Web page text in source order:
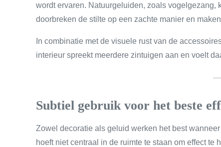
wordt ervaren. Natuurgeluiden, zoals
doorbreken de stilte op een zachte manier en
In combinatie met de visuele rust van de
interieur spreekt meerdere zintuigen aan en voelt
Subtiel gebruik voor het beste
Zowel decoratie als geluid werken het best
hoeft niet centraal in de ruimte te staan om effect